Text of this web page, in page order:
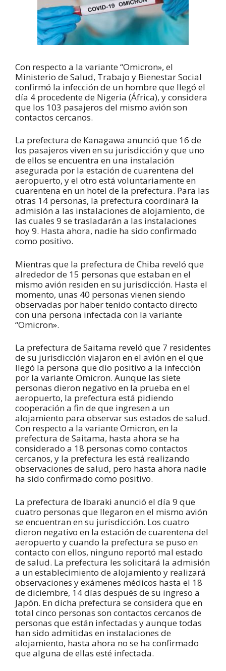
Con respecto a la variante “Omicron», el
Ministerio de Salud, Trabajo y Bienestar Social
confirmó la infección de un hombre que llegó el
día 4 procedente de Nigeria (África), y considera
que los 103 pasajeros del mismo avión son
contactos cercanos.
La prefectura de Kanagawa anunció que 16 de
los pasajeros viven en su jurisdicción y que uno
de ellos se encuentra en una instalación
asegurada por la estación de cuarentena del
aeropuerto, y el otro está voluntariamente en
cuarentena en un hotel de la prefectura. Para las
otras 14 personas, la prefectura coordinará la
admisión a las instalaciones de alojamiento, de
las cuales 9 se trasladarán a las instalaciones
hoy 9. Hasta ahora, nadie ha sido confirmado
como positivo.
Mientras que la prefectura de Chiba reveló que
alrededor de 15 personas que estaban en el
mismo avión residen en su jurisdicción. Hasta el
momento, unas 40 personas vienen siendo
observadas por haber tenido contacto directo
con una persona infectada con la variante
“Omicron».
La prefectura de Saitama reveló que 7 residentes
de su jurisdicción viajaron en el avión en el que
llegó la persona que dio positivo a la infección
por la variante Omicron. Aunque las siete
personas dieron negativo en la prueba en el
aeropuerto, la prefectura está pidiendo
cooperación a fin de que ingresen a un
alojamiento para observar sus estados de salud.
Con respecto a la variante Omicron, en la
prefectura de Saitama, hasta ahora se ha
considerado a 18 personas como contactos
cercanos, y la prefectura les está realizando
observaciones de salud, pero hasta ahora nadie
ha sido confirmado como positivo.
La prefectura de Ibaraki anunció el día 9 que
cuatro personas que llegaron en el mismo avión
se encuentran en su jurisdicción. Los cuatro
dieron negativo en la estación de cuarentena del
aeropuerto y cuando la prefectura se puso en
contacto con ellos, ninguno reportó mal estado
de salud. La prefectura les solicitará la admisión
a un establecimiento de alojamiento y realizará
observaciones y exámenes médicos hasta el 18
de diciembre, 14 días después de su ingreso a
Japón. En dicha prefectura se considera que en
total cinco personas son contactos cercanos de
personas que están infectadas y aunque todas
han sido admitidas en instalaciones de
alojamiento, hasta ahora no se ha confirmado
que alguna de ellas esté infectada.